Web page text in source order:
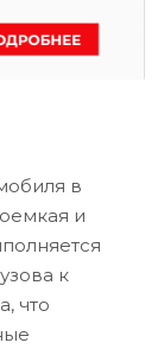
в
и
к
что